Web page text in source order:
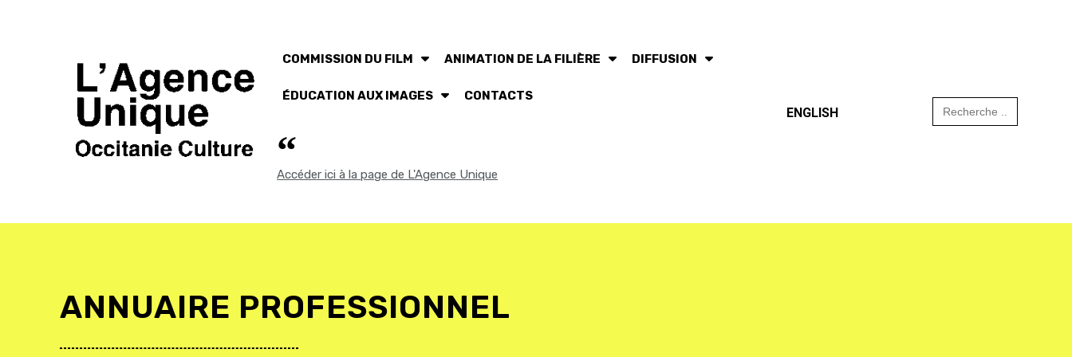
COMMISSION DU FILM ANIMATION DE LA FILIÈRE DIFFUSION
ÉDUCATION AUX IMAGES CONTACTS
Accéder ici à la page de L'Agence Unique
ENGLISH
Search
for:
ANNUAIRE PROFESSIONNEL